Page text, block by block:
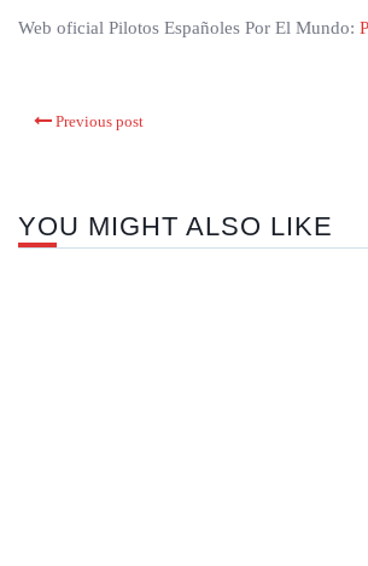
Web oficial Pilotos Españoles Por El Mundo:
Previous post
YOU MIGHT ALSO LIKE